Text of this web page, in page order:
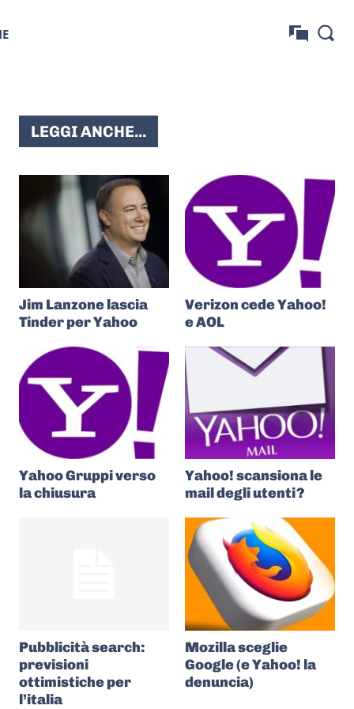
LEGGI ANCHE...
Jim Lanzone lascia
Tinder per Yahoo
Verizon cede Yahoo!
e AOL
Yahoo Gruppi verso
la chiusura
Yahoo! scansiona le
mail degli utenti?
Pubblicità search:
previsioni
ottimistiche per
l’italia
Mozilla sceglie
Google (e Yahoo! la
denuncia)